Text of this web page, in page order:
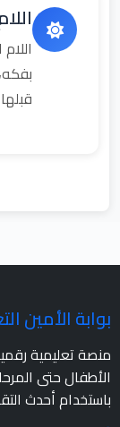
بوابة الأمين
منصة تعليمية
الأطفال حتى
باستخدام أحدث